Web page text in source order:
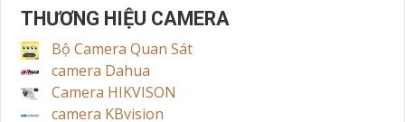
THƯƠNG HIỆU CAMERA
Bộ Camera Quan Sát
camera Dahua
Camera HIKVISON
camera KBvision